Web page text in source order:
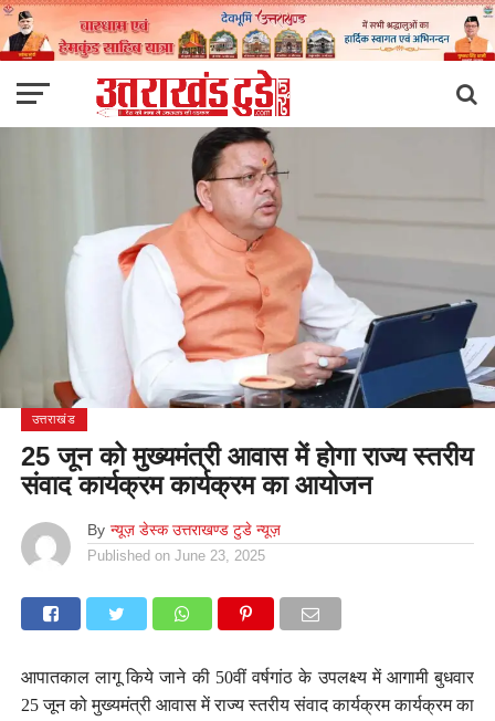
उत्तराखंड
25 जून को मुख्यमंत्री आवास में होगा राज्य स्तरीय
संवाद कार्यक्रम कार्यक्रम का आयोजन
By न्यूज़ डेस्क उत्तराखण्ड टुडे न्यूज़
Published on June 23, 2025
आपातकाल लागू किये जाने की 50वीं वर्षगांठ के उपलक्ष्य में आगामी बुधवार
25 जून को मुख्यमंत्री आवास में राज्य स्तरीय संवाद कार्यक्रम कार्यक्रम का